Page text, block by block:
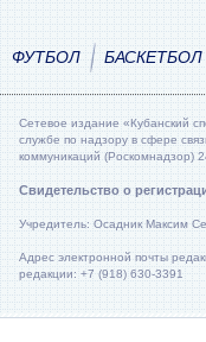
ФУТБОЛ БАСКЕТБОЛ
Сетевое издание «Кубанский
службе по надзору в сфере
коммуникаций (Роскомнадзор)
Свидетельство о
Учредитель: Осадник Максим
Адрес электронной почты
редакции: +7 (918) 630-3391